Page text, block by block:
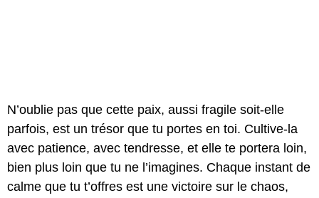
N’oublie pas que cette paix, aussi fragile soit-elle
parfois, est un trésor que tu portes en toi. Cultive-la
avec patience, avec tendresse, et elle te portera loin,
bien plus loin que tu ne l’imagines. Chaque instant de
calme que tu t’offres est une victoire sur le chaos,